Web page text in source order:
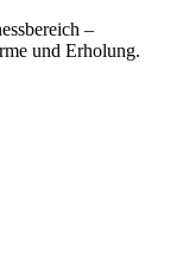
–
und Erholung.